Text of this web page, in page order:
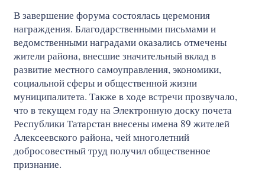
В завершение форума состоялась церемония
награждения. Благодарственными письмами и
ведомственными наградами оказались отмечены
жители района, внесшие значительный вклад в
развитие местного самоуправления, экономики,
социальной сферы и общественной жизни
муниципалитета. Также в ходе встречи прозвучало,
что в текущем году на Электронную доску почета
Республики Татарстан внесены имена 89 жителей
Алексеевского района, чей многолетний
добросовестный труд получил общественное
признание.